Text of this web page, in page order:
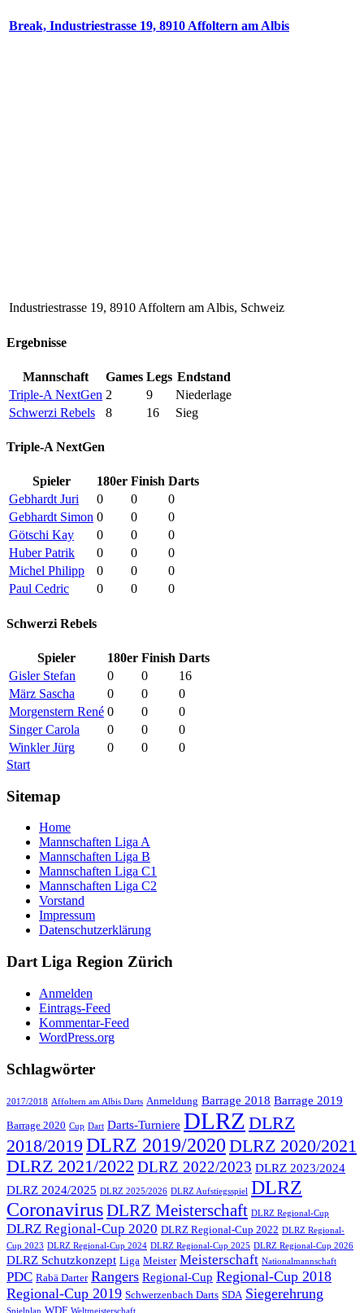
Break, Industriestrasse 19, 8910 Affoltern am Albis
Industriestrasse 19, 8910 Affoltern am Albis, Schweiz
Ergebnisse
Mannschaft Games Legs Endstand
Triple-A NextGen 2 9
Niederlage
Schwerzi Rebels
8 16 Sieg
Triple-A NextGen
Spieler 180er Finish Darts
Gebhardt Juri
0 0
0
Gebhardt Simon 0 0
0
Götschi Kay
0 0
0
Huber Patrik
0 0
0
Michel Philipp
0 0
0
Paul Cedric
0 0 0
Schwerzi Rebels
Spieler 180er Finish Darts
Gisler Stefan
0 0
16
März Sascha
0 0
0
Morgenstern René 0 0
0
Singer Carola
0 0
0
Winkler Jürg
0 0
0
Start
Sitemap
Home
Mannschaften Liga A
Mannschaften Liga B
Mannschaften Liga C1
Mannschaften Liga C2
Vorstand
Impressum
Datenschutzerklärung
Dart Liga Region Zürich
Anmelden
Eintrags-Feed
Kommentar-Feed
WordPress.org
Schlagwörter
2017/2018 Affoltern am Albis Darts Anmeldung Barrage 2018 Barrage 2019
Barrage 2020 Cup Dart Darts-Turniere DLRZ DLRZ
2018/2019 DLRZ 2019/2020 DLRZ 2020/2021
DLRZ 2021/2022 DLRZ 2022/2023 DLRZ 2023/2024
DLRZ 2024/2025 DLRZ 2025/2026 DLRZ Aufstiegsspiel DLRZ
CoronavirusDLRZ Meisterschaft DLRZ Regional-Cup
DLRZ Regional-Cup 2020 DLRZ Regional-Cup 2022 DLRZ Regional-
Cup 2023 DLRZ Regional-Cup 2024 DLRZ Regional-Cup 2025 DLRZ Regional-Cup 2026
DLRZ Schutzkonzept Liga Meister Meisterschaft Nationalmannschaft
PDC Rabä Darter Rangers Regional-Cup Regional-Cup 2018
Regional-Cup 2019 Schwerzenbach Darts SDA Siegerehrung
Spielplan WDF Weltmeisterschaft